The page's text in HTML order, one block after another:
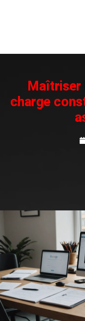
Maîtriser
charge